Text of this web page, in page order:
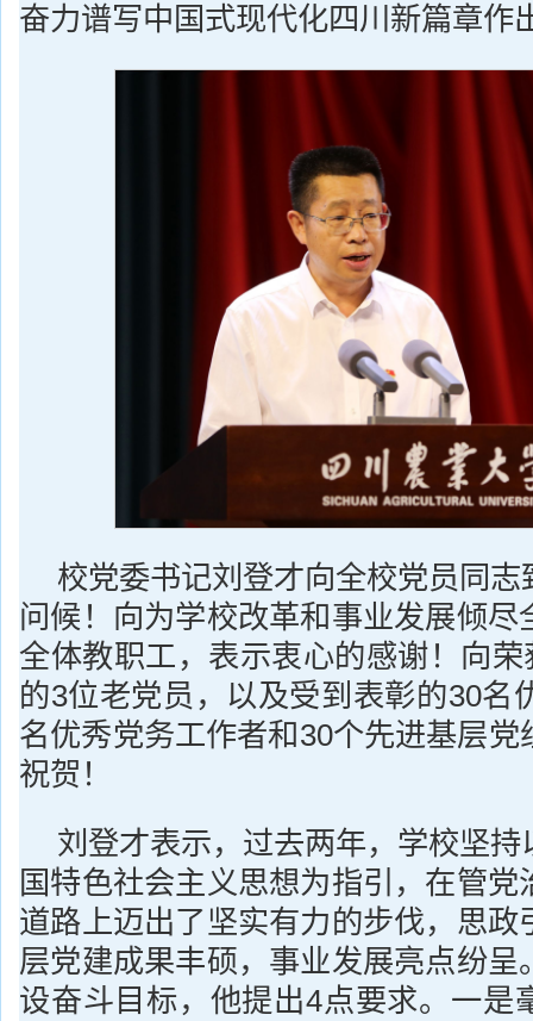
奋力谱写中国式现代化四川新篇章作
校党委书记刘登才向全校党员同
问候！向为学校改革和事业发展倾尽
全体教职工，表示衷心的感谢！向荣
的3位老党员，以及受到表彰的30名
名优秀党务工作者和30个先进基层党
祝贺！
刘登才表示，过去两年，学校坚
国特色社会主义思想为指引，在管党
道路上迈出了坚实有力的步伐，思政
层党建成果丰硕，事业发展亮点纷呈
设奋斗目标，他提出4点要求。一是